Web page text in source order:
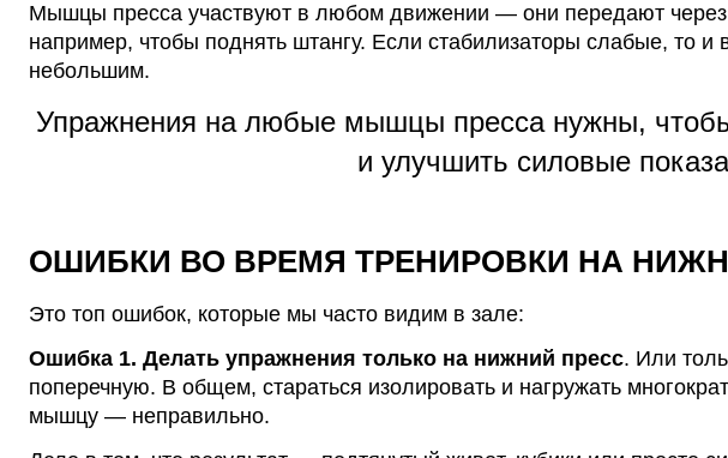
Мышцы пресса участвуют в любом движении — они передают через
например, чтобы поднять штангу. Если стабилизаторы слабые, то
небольшим.
Упражнения на любые мышцы пресса нужны, чтобы
и улучшить силовые
ОШИБКИ ВО ВРЕМЯ ТРЕНИРОВКИ НА
Это топ ошибок, которые мы часто видим в зале:
Ошибка 1. Делать упражнения только на нижний пресс. Или
поперечную. В общем, стараться изолировать и нагружать
мышцу — неправильно.